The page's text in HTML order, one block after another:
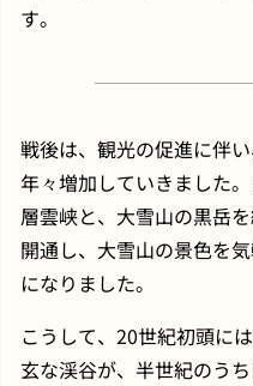
す。
戦後は、観光の促進に伴
年々増加していきました
層雲峡と、大雪山の黒岳
開通し、大雪山の景色を
になりました。
こうして、20世紀初頭に
玄な渓谷が、半世紀のう